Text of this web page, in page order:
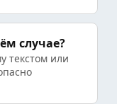
случае?
текстом или